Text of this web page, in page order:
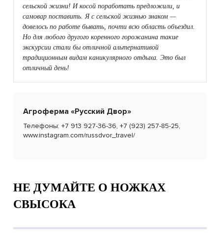
сельской жизни! И косой поработать предложили, и
самовар поставить. Я с сельской жизнью знаком —
довелось по работе бывать, почти всю область объездил.
Но для любого другого коренного горожанина такие
экскурсии стали бы отличной альтернативой
традиционным видам каникулярного отдыха. Это был
отличный день!
Агроферма «Русский Двор»
Телефоны: +7 913 927-36-36, +7 (923) 257-85-25,
www.instagram.com/russdvor_travel/
НЕ ДУМАЙТЕ О НОЖКАХ
СВЫСОКА